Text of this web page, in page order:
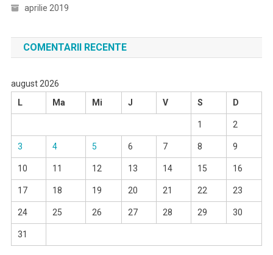
aprilie 2019
COMENTARII RECENTE
august 2026
L
Ma Mi J V S D
1 2
3 4 5 6 7 8 9
10 11 12 13 14 15 16
17 18 19 20 21 22 23
24 25 26 27 28 29 30
31